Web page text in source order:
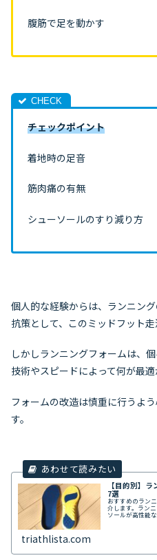
腹筋で足を動かす
チェックポイント
着地時の足音
筋肉痛の有無
シューソールのすり減り方
個人的な経験からは、ランニン
抗策として、このミッドフット走
しかしランニングフォームは、
技術やスピードによって何が最適
フォームの改造は慎重に行うよ
す。
【目的別】
7選
おすすめのラン
介します。ラン
ソールが高性能
triathlista.com